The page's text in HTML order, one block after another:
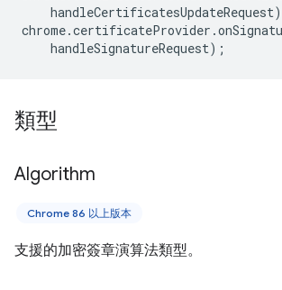
handleCertificatesUpdateRequest
chrome.certificateProvider .
handleSignatureRequest);
類型
Algorithm
Chrome 86 以上版本
支援的加密簽章演算法類型。